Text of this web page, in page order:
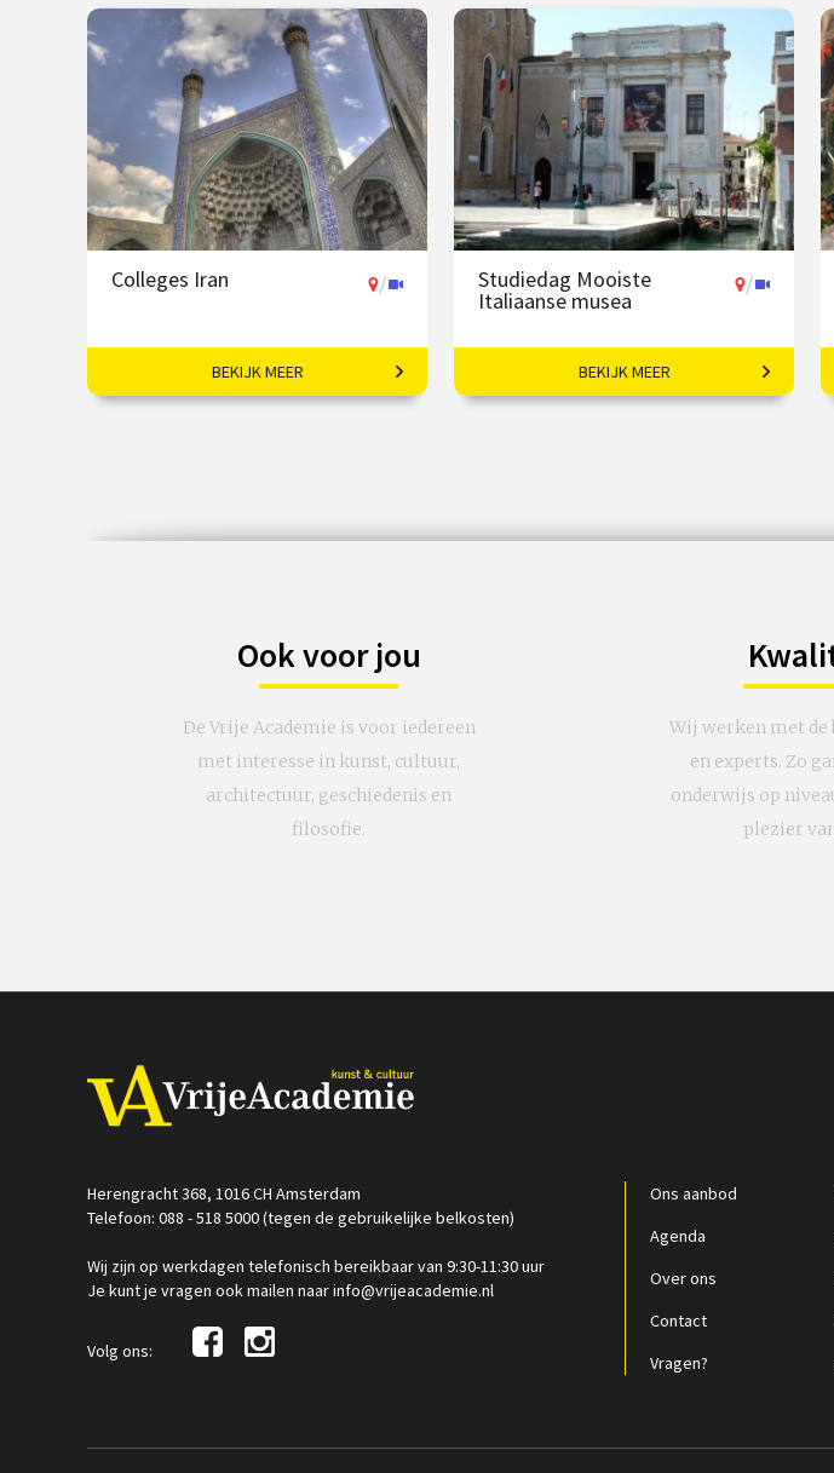
Colleges Iran /
Van Persepolis tot het moderne
Teheran.
BEKIJK MEER
Studiedag Mooiste
Italiaanse musea
/
Topcollecties achter historische
gevels.
BEKIJK MEER
Ook voor jou
De Vrije Academie is voor iedereen
met interesse in kunst, cultuur,
architectuur, geschiedenis en
filosofie.
Wij werken met de
en experts. Zo
onderwijs op
plezier
Herengracht 368, 1016 CH Amsterdam
Telefoon: 088 - 518 5000 (tegen de gebruikelijke belkosten)
Wij zijn op werkdagen telefonisch bereikbaar van 9:30-11:30 uur
Je kunt je vragen ook mailen naar info@vrijeacademie.nl
Volg ons:
Ons aanbod
Agenda
Over ons
Contact
Vragen?